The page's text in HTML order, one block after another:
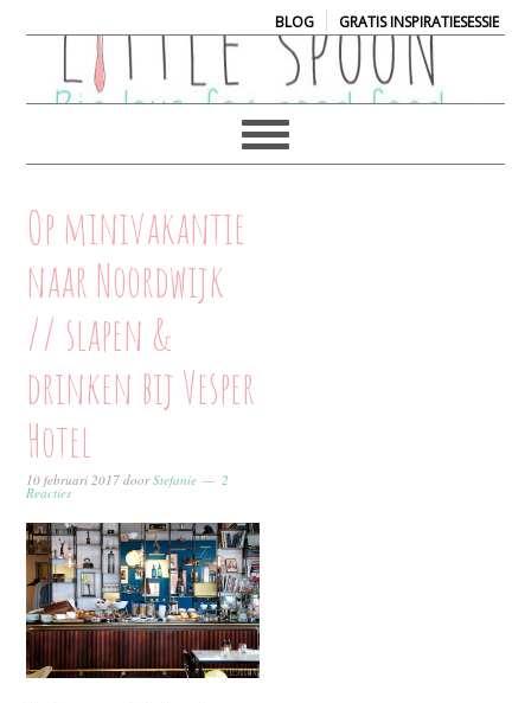
BLOG| GRATIS INSPIRATIESESSIE
Op minivakantie
naar Noordwijk
// slapen &
drinken bij Vesper
Hotel
10 februari 2017 doorStefanie 2
Reacties